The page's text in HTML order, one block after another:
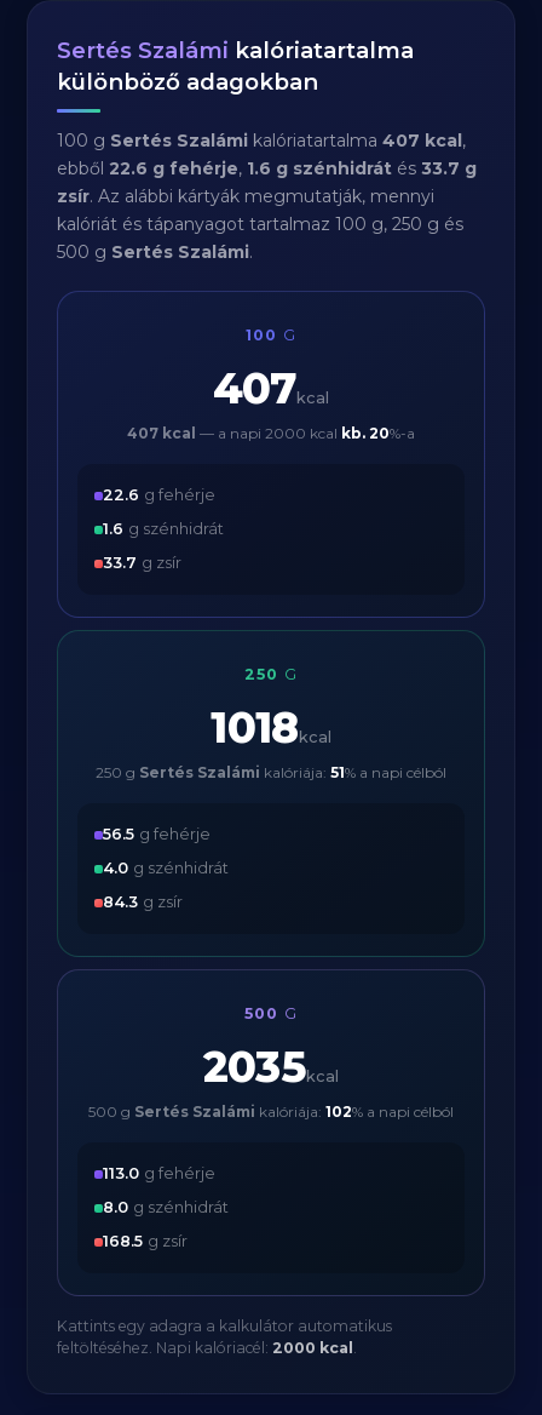
Sertés Szalámi kalóriatartalma
különböző adagokban
100 g Sertés Szalámi kalóriatartalma407 kcal,
ebből22.6 g fehérje, 1.6 g szénhidrát és33.7 g
zsír. Az alábbi kártyák megmutatják, mennyi
kalóriát és tápanyagot tartalmaz 100 g, 250 g és
500 g Sertés Szalámi.
100 G
407kcal
407 kcal — a napi 2000 kcal kb. 20%-a
22.6 g fehérje
1.6 g szénhidrát
33.7 g zsír
250 G
1018 kcal
250 g Sertés Szalámi kalóriája: 51% a napi célból
56.5 g fehérje
4.0 g szénhidrát
84.3 g zsír
500 G
2035kcal
500 g Sertés Szalámi kalóriája: 102% a napi célból
113.0 g fehérje
8.0 g szénhidrát
168.5 g zsír
Kattints egy adagra a kalkulátor automatikus
feltöltéséhez. Napi kalóriacél: 2000 kcal .